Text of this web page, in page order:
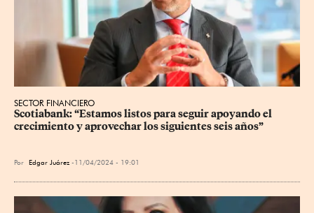
SECTOR FINANCIERO
Scotiabank: “Estamos listos para seguir apoyando el
crecimiento y aprovechar los siguientes seis años”
Por Edgar Juárez 11/04/2024 - 19:01